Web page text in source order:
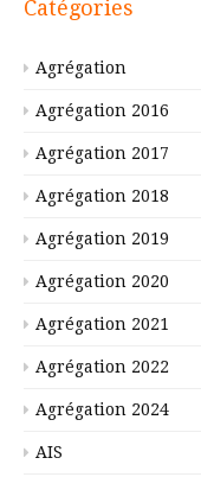
Catégories
Agrégation
Agrégation 2016
Agrégation 2017
Agrégation 2018
Agrégation 2019
Agrégation 2020
Agrégation 2021
Agrégation 2022
Agrégation 2024
AIS